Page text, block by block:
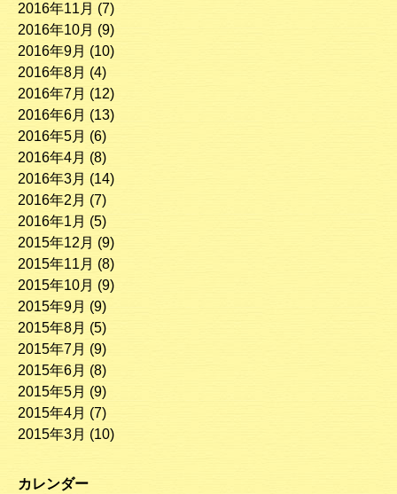
2016年11月 (7)
2016年10月 (9)
2016年9月 (10)
2016年8月 (4)
2016年7月 (12)
2016年6月 (13)
2016年5月 (6)
2016年4月 (8)
2016年3月 (14)
2016年2月 (7)
2016年1月 (5)
2015年12月 (9)
2015年11月 (8)
2015年10月 (9)
2015年9月 (9)
2015年8月 (5)
2015年7月 (9)
2015年6月 (8)
2015年5月 (9)
2015年4月 (7)
2015年3月 (10)
カレンダー